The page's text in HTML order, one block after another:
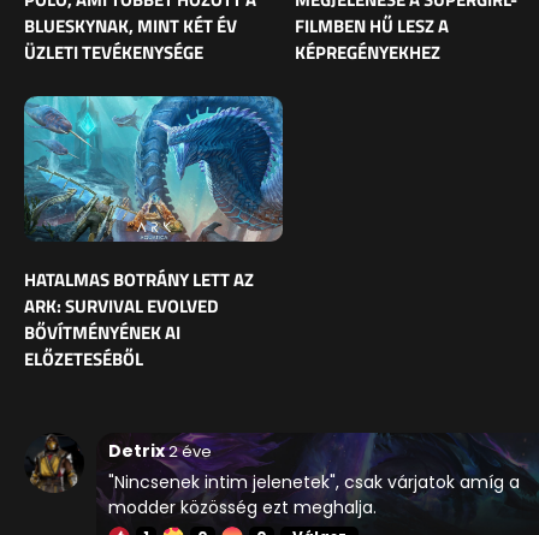
BLUESKYNAK, MINT KÉT ÉV
ÜZLETI TEVÉKENYSÉGE
FILMBEN HŰ LESZ A
KÉPREGÉNYEKHEZ
HATALMAS BOTRÁNY LETT AZ
ARK: SURVIVAL EVOLVED
BŐVÍTMÉNYÉNEK AI
ELŐZETESÉBŐL
Detrix2 éve
"Nincsenek intim jelenetek", csak várjatok amíg a
modder közösség ezt meghalja.